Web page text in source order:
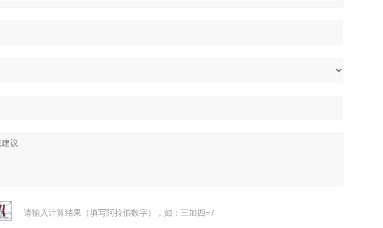
请输入计算结果（填写阿拉伯数字），如：三加四=7